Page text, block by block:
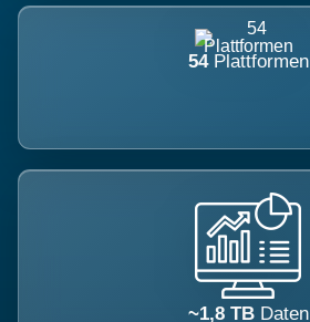
54 Plattformen
~1,8 TB Daten